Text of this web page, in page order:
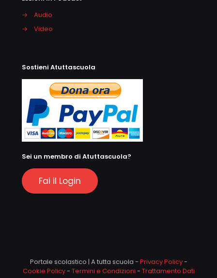
→
Audio
→
Video
Sostieni Atuttascuola
Sei un membro di Atuttascuola?
Fai il Login
Portale scolastico | A tutta scuola - Privacy Policy-
Cookie Policy- Termini e Condizioni - Trattamento Dati